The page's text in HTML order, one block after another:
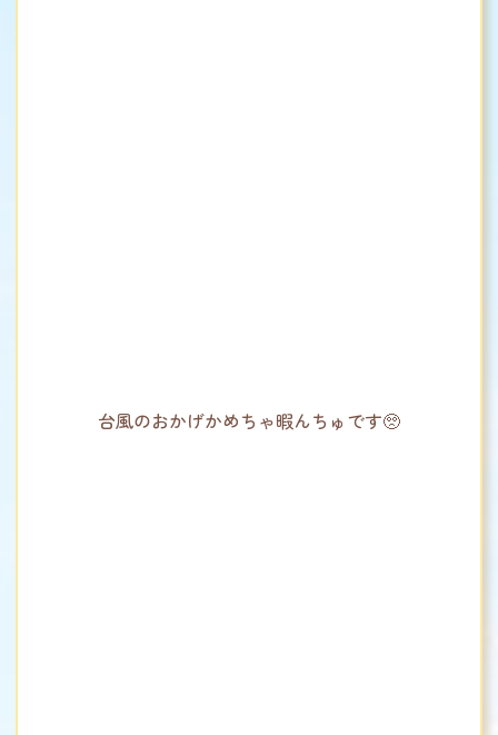
台風のおかげかめちゃ暇んちゅです🥺